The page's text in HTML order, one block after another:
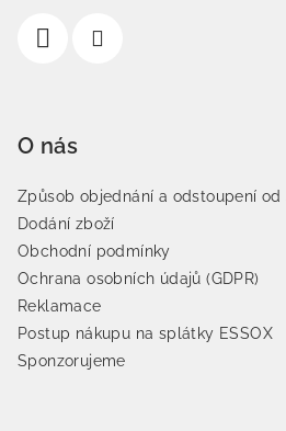
O nás
Způsob objednání a odstoupení od
Dodání zboží
Obchodní podmínky
Ochrana osobních údajů (GDPR)
Reklamace
Postup nákupu na splátky ESSOX
Sponzorujeme